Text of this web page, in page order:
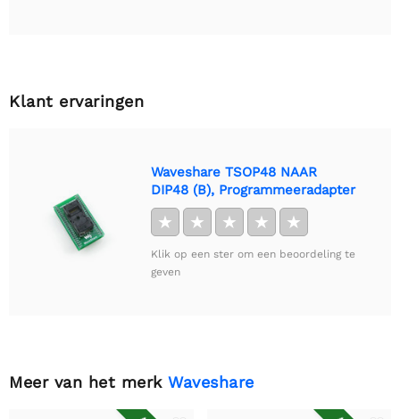
Klant ervaringen
Waveshare TSOP48 NAAR
DIP48 (B), Programmeeradapter
★ ★ ★ ★ ★
Klik op een ster om een beoordeling te
geven
Meer van het merk Waveshare